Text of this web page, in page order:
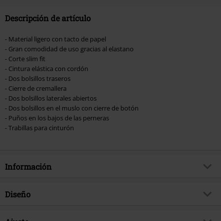
Descripción de artículo
- Material ligero con tacto de papel
- Gran comodidad de uso gracias al elastano
- Corte slim fit
- Cintura elástica con cordón
- Dos bolsillos traseros
- Cierre de cremallera
- Dos bolsillos laterales abiertos
- Dos bolsillos en el muslo con cierre de botón
- Puños en los bajos de las perneras
- Trabillas para cinturón
Información
Artículo no.
Diseño
Tipo de producto